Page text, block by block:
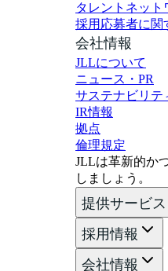
タレントネット
採用応募者に関
会社情報
JLLについて
ニュース・PR
サステナビリテ
IR情報
拠点
倫理規定
JLLは革新的か
しましょう。
提供サービス
採用情報
会社情報